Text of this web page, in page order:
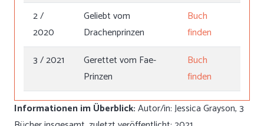
2 /
2020
Geliebt vom
Drachenprinzen
Buch
finden
3 / 2021
Gerettet vom Fae-
Prinzen
Buch
finden
Informationen im Überblick:Autor/in: Jessica Grayson, 3